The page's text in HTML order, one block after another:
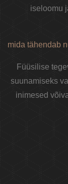
iseloomu
mida tähendab
Füüsilise
suunamiseks
inimesed